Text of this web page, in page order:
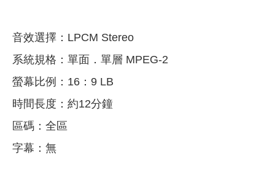
音效選擇：LPCM Stereo
系統規格：單面．單層 MPEG-2
螢幕比例：16：9 LB
時間長度：約12分鐘
區碼：全區
字幕：無